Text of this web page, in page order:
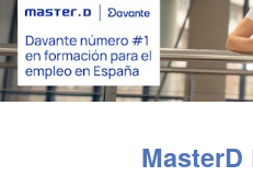
MasterD